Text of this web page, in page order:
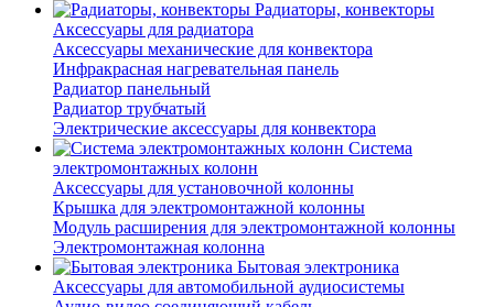
Радиаторы, конвекторы
Аксессуары для радиатора
Аксессуары механические для конвектора
Инфракрасная нагревательная панель
Радиатор панельный
Радиатор трубчатый
Электрические аксессуары для конвектора
Система
электромонтажных колонн
Аксессуары для установочной колонны
Крышка для электромонтажной колонны
Модуль расширения для электромонтажной колонны
Электромонтажная колонна
Бытовая электроника
Аксессуары для автомобильной аудиосистемы